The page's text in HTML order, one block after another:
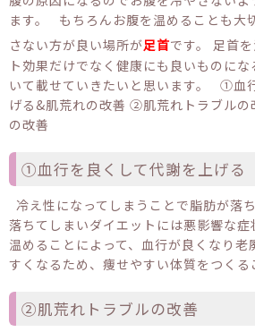
ます。 もちろんお腹を温めることも大
さない方が良い場所が足首です。 足首
ト効果だけでなく健康にも良いものに
いて載せていきたいと思います。 ①血
げる&肌荒れの改善 ②肌荒れトラブル
の改善
①血行を良くして代謝を上げる
冷え性になってしまうことで脂肪が落
落ちてしまいダイエットには悪影響な症
温めることによって、血行が良くなり老
すくなるため、痩せやすい体質をつくる
②肌荒れトラブルの改善